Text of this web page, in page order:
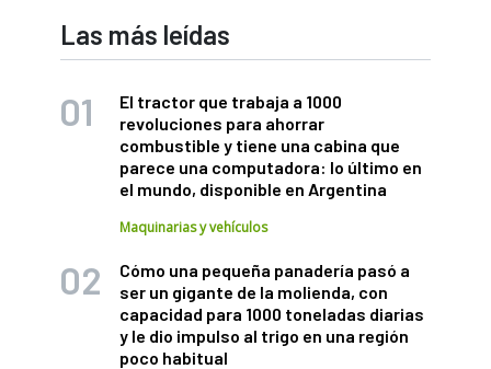
Las más leídas
El tractor que trabaja a 1000
revoluciones para ahorrar
combustible y tiene una cabina que
parece una computadora: lo último en
el mundo, disponible en Argentina
Maquinarias y vehículos
Cómo una pequeña panadería pasó a
ser un gigante de la molienda, con
capacidad para 1000 toneladas diarias
y le dio impulso al trigo en una región
poco habitual